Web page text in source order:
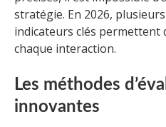
stratégie. En 2026,
indicateurs clés permettent
chaque interaction.
Les méthodes
innovantes